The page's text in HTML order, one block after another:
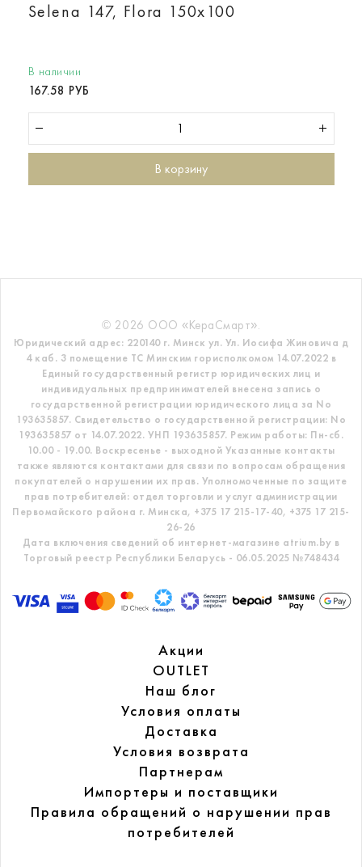
Selena 147, Flora 150x100
В наличии
167.58 РУБ
В корзину
© 2026 ООО «КераСмарт».
Юридический адрес: 220140 г. Минск ул. Ул. Иосифа Жиновича д
4 каб. 3 помещение ТС Минским горисполкомом 14.07.2022 в
Единый государственный регистр юридических лиц и
индивидуальных предпринимателей внесена запись о
государственной регистрации юридического лица за No
193635857. Свидетельство о государственной регистрации: No
193635857 от 14.07.2022. УНП 193635857. Режим работы: Пн-сб.
10.00 - 19.00. Воскресенье - выходной Указанные контакты
также являются контактами для связи по вопросам обращения
покупателей о нарушении их прав. Уполномоченные по защите
прав потребителей: отдел торговли и услуг администрации
Первомайского района г. Минска, +375 17 215-17-40, +375 17 215-
26-26
Дата включения сведений об интернет-магазине atrium.by в
Торговый реестр Республики Беларусь - 06.05.2025 №748434
Акции
OUTLET
Наш блог
Условия оплаты
Доставка
Условия возврата
Партнерам
Импортеры и поставщики
Правила обращений о нарушении прав
потребителей